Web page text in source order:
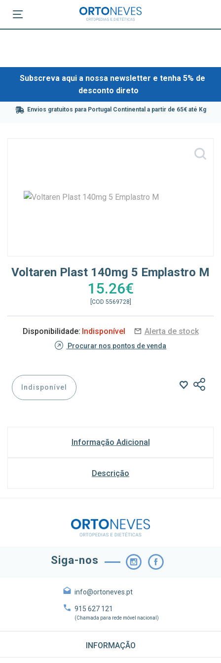
Subscreva aqui a nossa newsletter e tenha 5% de
desconto direto
Envios gratuitos para Portugal Continental a partir de 65€ até Kg
Voltaren Plast 140mg 5 Emplastro M
15.26€
[COD 5569728]
Disponibilidade: Indisponível Alerta de stock
Procurar nos pontos de venda
Indisponível
Informação Adicional
Descrição
Siga-nos
info@ortoneves.pt
915 627 121
(Chamada para rede móvel nacional)
INFORMAÇÃO